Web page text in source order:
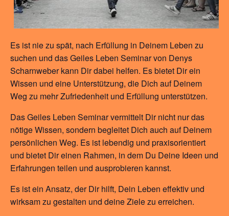
Es ist nie zu spät, nach Erfüllung in Deinem Leben zu
suchen und das Geiles Leben Seminar von Denys
Scharnweber kann Dir dabei helfen. Es bietet Dir ein
Wissen und eine Unterstützung, die Dich auf Deinem
Weg zu mehr Zufriedenheit und Erfüllung unterstützen.
Das Geiles Leben Seminar vermittelt Dir nicht nur das
nötige Wissen, sondern begleitet Dich auch auf Deinem
persönlichen Weg. Es ist lebendig und praxisorientiert
und bietet Dir einen Rahmen, in dem Du Deine Ideen und
Erfahrungen teilen und ausprobieren kannst.
Es ist ein Ansatz, der Dir hilft, Dein Leben effektiv und
wirksam zu gestalten und deine Ziele zu erreichen.